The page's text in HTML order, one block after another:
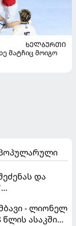
ᲮᲔᲚᲑᲣᲠᲗᲘ
მატჩიც მოიგო
და
- ლიონელ
წლის ასაკში